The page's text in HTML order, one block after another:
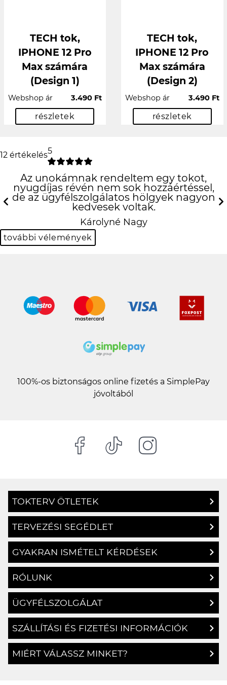
TECH tok,
IPHONE 12 Pro
Max számára
(Design 1)
Webshop ár 3.490 Ft
részletek
TECH tok,
IPHONE 12 Pro
Max számára
(Design 2)
Webshop ár 3.490 Ft
részletek
12 értékelés5
Az unokámnak rendeltem egy tokot,
nyugdíjas révén nem sok hozzáértéssel,
de az ügyfélszolgálatos hölgyek nagyon
kedvesek voltak.
Károlyné Nagy
Previous
további vélemények
100%-os biztonságos online fizetés a SimplePay
jóvoltából
TOKTERV ÖTLETEK
TERVEZÉSI SEGÉDLET
GYAKRAN ISMÉTELT KÉRDÉSEK
RÓLUNK
ÜGYFÉLSZOLGÁLAT
SZÁLLÍTÁSI ÉS FIZETÉSI INFORMÁCIÓK
MIÉRT VÁLASSZ MINKET?